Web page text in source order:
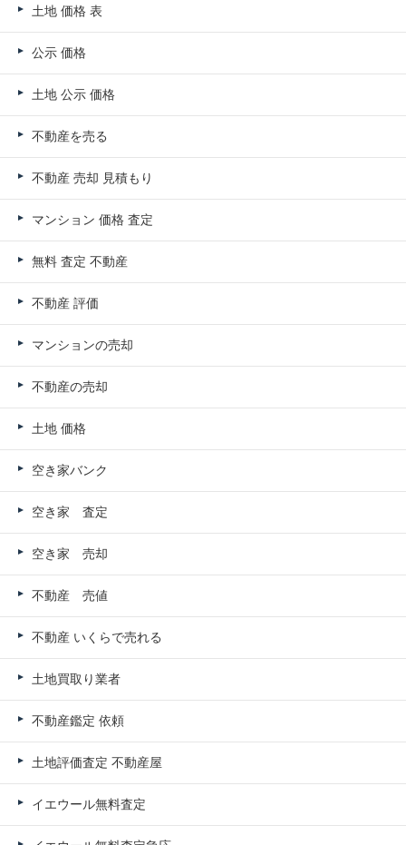
土地 価格 表
公示 価格
土地 公示 価格
不動産を売る
不動産 売却 見積もり
マンション 価格 査定
無料 査定 不動産
不動産 評価
マンションの売却
不動産の売却
土地 価格
空き家バンク
空き家 査定
空き家 売却
不動産 売値
不動産 いくらで売れる
土地買取り業者
不動産鑑定 依頼
土地評価査定 不動産屋
イエウール無料査定